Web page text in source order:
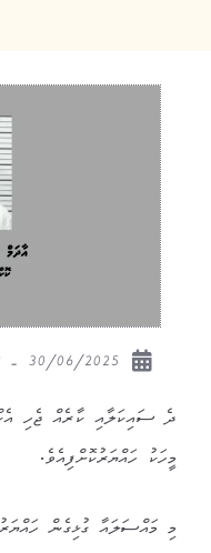
ދެ ސައިކަލާއި ކާރެއް ޖެހި
މީހަކު ހައްޔަރުކޮށްފިއެވެ.
މި މައްސަލައާ ގުޅިގެން